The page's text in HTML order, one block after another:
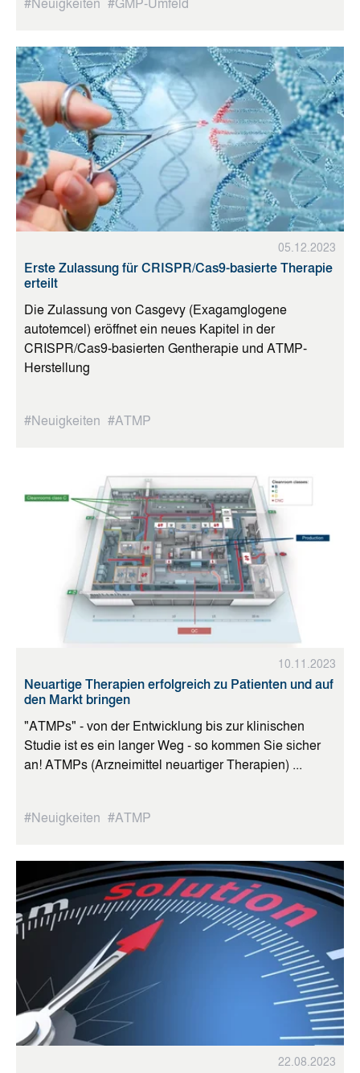
#Neuigkeiten #GMP-Umfeld
05.12.2023
Erste Zulassung für CRISPR/Cas9-basierte Therapie
erteilt
Die Zulassung von Casgevy (Exagamglogene
autotemcel) eröffnet ein neues Kapitel in der
CRISPR/Cas9-basierten Gentherapie und ATMP-
Herstellung
#Neuigkeiten #ATMP
10.11.2023
Neuartige Therapien erfolgreich zu Patienten und auf
den Markt bringen
"ATMPs" - von der Entwicklung bis zur klinischen
Studie ist es ein langer Weg - so kommen Sie sicher
an! ATMPs (Arzneimittel neuartiger Therapien) ...
#Neuigkeiten #ATMP
22.08.2023